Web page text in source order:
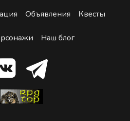
Объявления Квесты
Наш блог